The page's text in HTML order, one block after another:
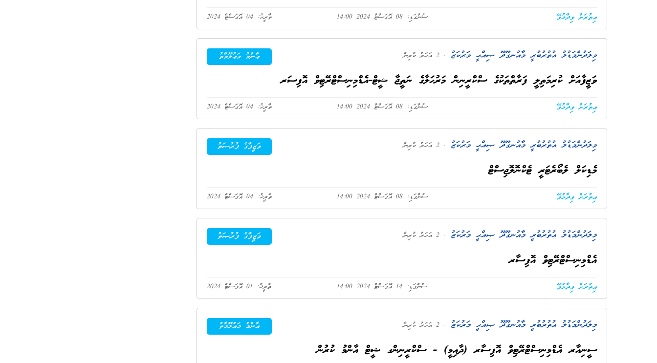
ތާރީޚު: 04 އޮގަސްޓް 2024 ސުންގަޑި: 08 އޮގަސްޓް 2024 14:00 އިތުރަށް ވިދާޅުވޭ
ޢާންމު މަޢުލޫމާތު މިލަދުންމަޑުލު އުތުރުބުރީ މާއުނގޫދޫ ޞިއްޙީ މަރުކަޒު . 2 އަހަރު ކުރިން
ވަޒީފާއަށް ކުރިމަތިލީ ފަރާތްތަކުގެ ސްކްރީނިން މަރުޙަލާގެ ނަތީޖާ ޝީޓް-އެޑްމިނިސްޓްރޭޓިވް އޮފިސަރ
ތާރީޚު: 04 އޮގަސްޓް 2024 ސުންގަޑި: 08 އޮގަސްޓް 2024 14:00 އިތުރަށް ވިދާޅުވޭ
ވަޒީފާގެ ފުރުޞަތު މިލަދުންމަޑުލު އުތުރުބުރީ މާއުނގޫދޫ ޞިއްޙީ މަރުކަޒު . 2 އަހަރު ކުރިން
މެޑިކަލް ލެބޯރެޓަރީ ޓެކްނޮލޮޖިސްޓް
ތާރީޚު: 04 އޮގަސްޓް 2024 ސުންގަޑި: 08 އޮގަސްޓް 2024 14:00 އިތުރަށް ވިދާޅުވޭ
ވަޒީފާގެ ފުރުޞަތު މިލަދުންމަޑުލު އުތުރުބުރީ މާއުނގޫދޫ ޞިއްޙީ މަރުކަޒު . 2 އަހަރު ކުރިން
އެޑްމިނިސްޓްރޭޓިވް އޮފިސާރ
ތާރީޚު: 01 އޮގަސްޓް 2024 ސުންގަޑި: 14 އޮގަސްޓް 2024 14:00 އިތުރަށް ވިދާޅުވޭ
ޢާންމު މަޢުލޫމާތު މިލަދުންމަޑުލު އުތުރުބުރީ މާއުނގޫދޫ ޞިއްޙީ މަރުކަޒު . 2 އަހަރު ކުރިން
ސީނިއާރ އެޑްމިނިސްޓްރޭޓިވް އޮފިސާރ (ދާއިމީ) - ސްކްރީނިންގ ޝީޓް އާންމު ކުރުން